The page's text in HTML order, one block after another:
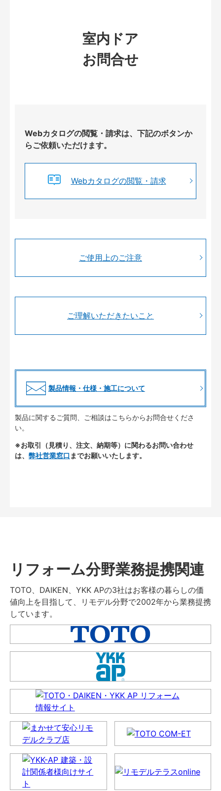
室内ドア
お問合せ
Webカタログの閲覧・請求は、下記のボタンか
らご依頼いただけます。
Webカタログの閲覧・請求
ご使用上のご注意
ご理解いただきたいこと
製品情報・仕様・施工について
製品に関するご質問、ご相談はこちらからお問合せくださ
い。
※お取引（見積り、注文、納期等）に関わるお問い合わせ
は、 弊社営業窓口 までお願いいたします。
リフォーム分野業務提携関連
TOTO、DAIKEN、YKK APの3社はお客様の暮らしの価
値向上を目指して、リモデル分野で2002年から業務提携
しています。